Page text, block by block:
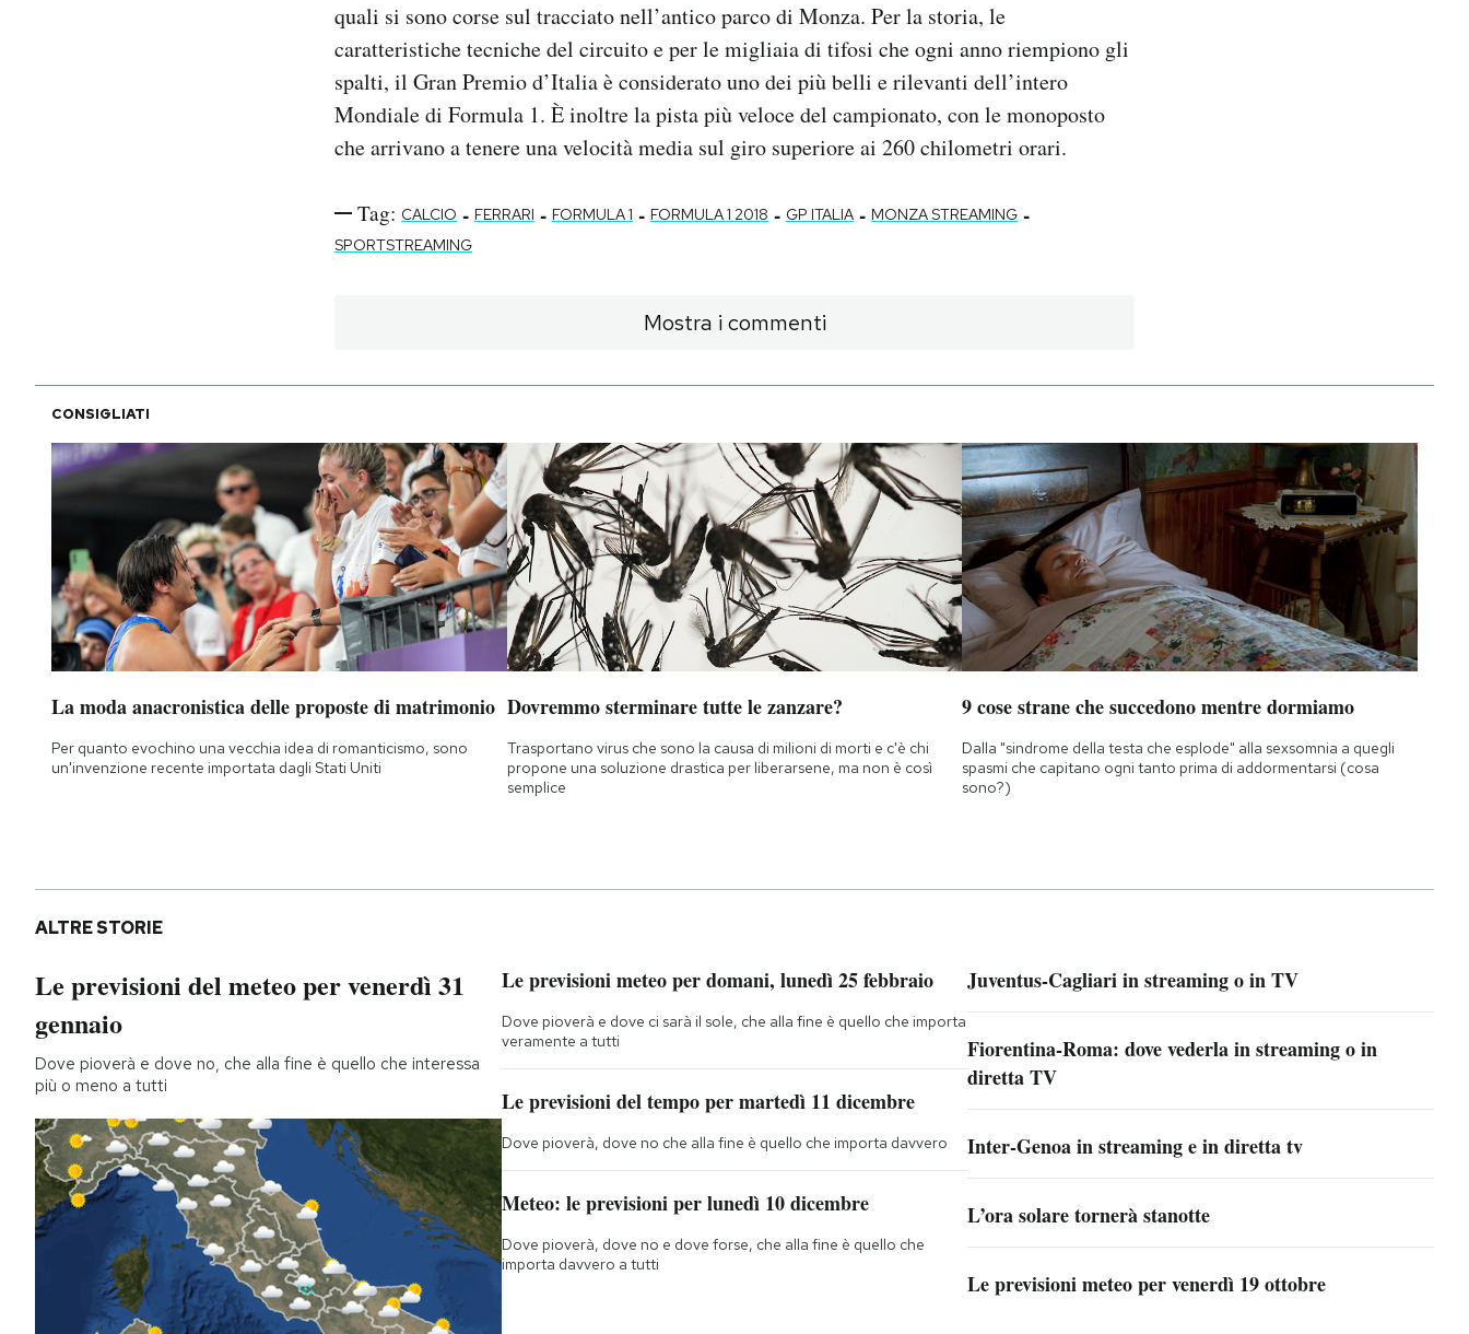
quali si sono corse sul tracciato nell’antico parco di Monza. Per la storia, le
caratteristiche tecniche del circuito e per le migliaia di tifosi che ogni anno riempiono gli
spalti, il Gran Premio d’Italia è considerato uno dei più belli e rilevanti dell’intero
Mondiale di Formula 1. È inoltre la pista più veloce del campionato, con le monoposto
che arrivano a tenere una velocità media sul giro superiore ai 260 chilometri orari.
Tag: CALCIO - FERRARI - FORMULA 1 - FORMULA 1 2018 - GP ITALIA - MONZA STREAMING -
SPORTSTREAMING
Mostra i commenti
CONSIGLIATI
La moda anacronistica delle proposte di matrimonio
Per quanto evochino una vecchia idea di romanticismo, sono
un'invenzione recente importata dagli Stati Uniti
Dovremmo sterminare tutte le zanzare?
Trasportano virus che sono la causa di milioni di morti e c'è chi
propone una soluzione drastica per liberarsene, ma non è così
semplice
9 cose strane che succedono mentre dormiamo
Dalla "sindrome della testa che esplode" alla sexsomnia a quegli
spasmi che capitano ogni tanto prima di addormentarsi (cosa
sono?)
ALTRE STORIE
Le previsioni del meteo per venerdì 31
gennaio
Dove pioverà e dove no, che alla fine è quello che interessa
più o meno a tutti
Le previsioni meteo per domani, lunedì 25 febbraio
Dove pioverà e dove ci sarà il sole, che alla fine è quello che importa
veramente a tutti
Le previsioni del tempo per martedì 11 dicembre
Dove pioverà, dove no che alla fine è quello che importa davvero
Meteo: le previsioni per lunedì 10 dicembre
Dove pioverà, dove no e dove forse, che alla fine è quello che
importa davvero a tutti
Juventus-Cagliari in streaming o in TV
Fiorentina-Roma: dove vederla in streaming o in
diretta TV
Inter-Genoa in streaming e in diretta tv
L’ora solare tornerà stanotte
Le previsioni meteo per venerdì 19 ottobre